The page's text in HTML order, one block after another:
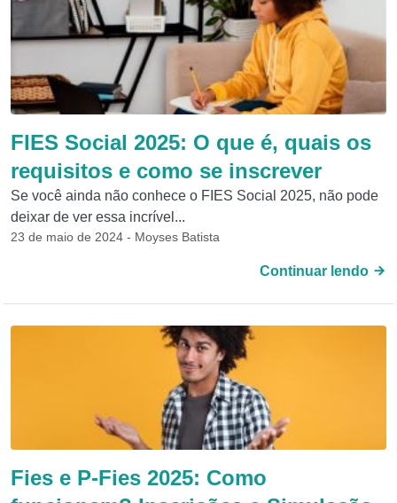
FIES Social 2025: O que é, quais os
requisitos e como se inscrever
Se você ainda não conhece o FIES Social 2025, não pode
deixar de ver essa incrível...
23 de maio de 2024 - Moyses Batista
Continuar lendo
Fies e P-Fies 2025: Como